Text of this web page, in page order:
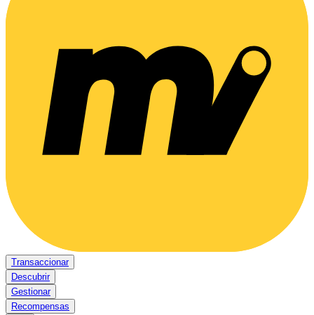
Transaccionar
Descubrir
Gestionar
Recompensas